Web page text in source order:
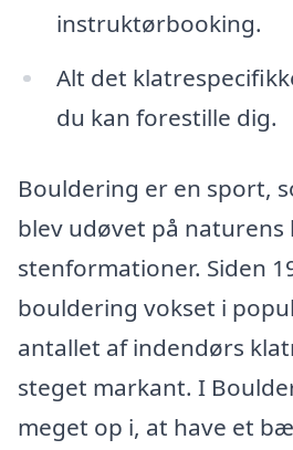
instruktørbooking.
Alt det
du kan forestille dig.
Bouldering er en sport,
blev udøvet på
stenformationer. Siden
bouldering vokset i
antallet af indendørs
steget markant. I
meget op i, at have et